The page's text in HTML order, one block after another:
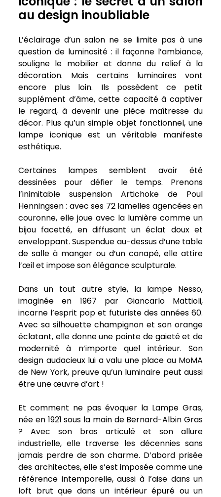
au design inoubliable
L’éclairage d’un salon ne se limite pas à une
question de luminosité : il façonne l’ambiance,
souligne le mobilier et donne du relief à la
décoration. Mais certains luminaires vont
encore plus loin. Ils possèdent ce petit
supplément d’âme, cette capacité à captiver
le regard, à devenir une pièce maîtresse du
décor. Plus qu’un simple objet fonctionnel, une
lampe iconique est un véritable manifeste
esthétique.
Certaines lampes semblent avoir été
dessinées pour défier le temps. Prenons
l’inimitable suspension Artichoke de Poul
Henningsen : avec ses 72 lamelles agencées en
couronne, elle joue avec la lumière comme un
bijou facetté, en diffusant un éclat doux et
enveloppant. Suspendue au-dessus d’une table
de salle à manger ou d’un canapé, elle attire
l’œil et impose son élégance sculpturale.
Dans un tout autre style, la lampe Nesso,
imaginée en 1967 par Giancarlo Mattioli,
incarne l’esprit pop et futuriste des années 60.
Avec sa silhouette champignon et son orange
éclatant, elle donne une pointe de gaieté et de
modernité à n’importe quel intérieur. Son
design audacieux lui a valu une place au MoMA
de New York, preuve qu’un luminaire peut aussi
être une œuvre d’art !
Et comment ne pas évoquer la Lampe Gras,
née en 1921 sous la main de Bernard-Albin Gras
? Avec son bras articulé et son allure
industrielle, elle traverse les décennies sans
jamais perdre de son charme. D’abord prisée
des architectes, elle s’est imposée comme une
référence intemporelle, aussi à l’aise dans un
loft brut que dans un intérieur épuré ou un